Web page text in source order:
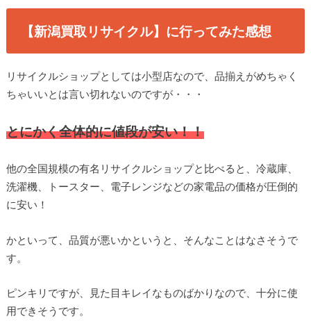
【新潟買取リサイクル】に行ってみた感想
リサイクルショップとしては小型店なので、品揃えがめちゃく
ちゃいいとは言い切れないのですが・・・
とにかく全体的に値段が安い！！
他の全国規模の有名リサイクルショップと比べると、冷蔵庫、
洗濯機、トースター、電子レンジなどの家電品の価格が圧倒的
に安い！
かといって、品質が悪いかというと、そんなことはなさそうで
す。
ピンキリですが、見た目キレイなものばかりなので、十分に使
用できそうです。